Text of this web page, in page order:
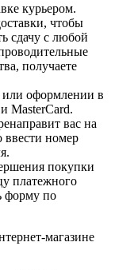
курьером.
чтобы
сдачу с любой
получаете
или оформлении в
MasterCard.
вас на
ввести номер
покупки
платежного
форму по
магазине